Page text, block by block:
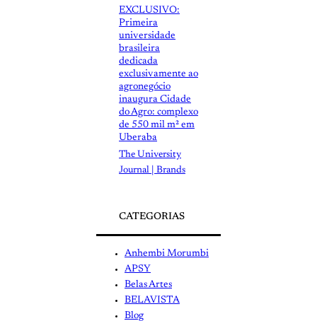
EXCLUSIVO:
Primeira
universidade
brasileira
dedicada
exclusivamente ao
agronegócio
inaugura Cidade
do Agro: complexo
de 550 mil m² em
Uberaba
The University
Journal | Brands
CATEGORIAS
Anhembi Morumbi
APSY
Belas Artes
BELAVISTA
Blog